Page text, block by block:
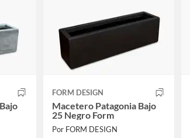
FORM DESIGN
Macetero Patagonia Bajo
25 Negro Form
Por FORM DESIGN